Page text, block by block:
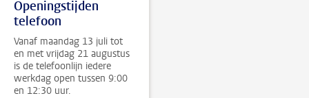
Openingstijden
telefoon
Vanaf maandag 13 juli tot
en met vrijdag 21 augustus
is de telefoonlijn iedere
werkdag open tussen 9:00
en 12:30 uur.